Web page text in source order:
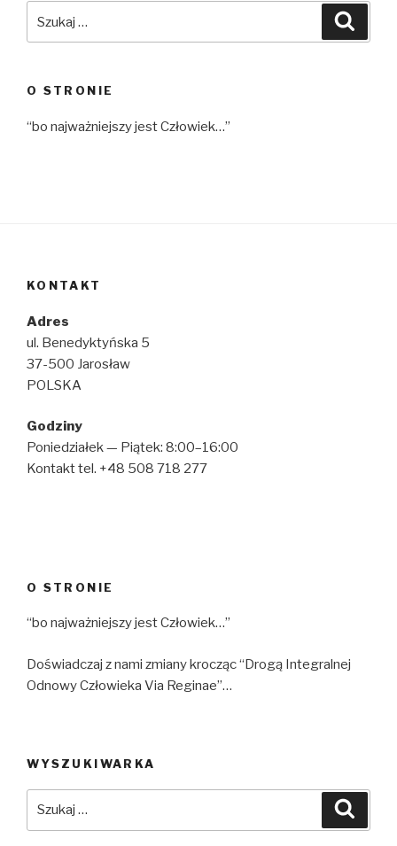
O STRONIE
“bo najważniejszy jest Człowiek…”
KONTAKT
Adres
ul. Benedyktyńska 5
37-500 Jarosław
POLSKA
Godziny
Poniedziałek — Piątek: 8:00–16:00
Kontakt tel. +48 508 718 277
O STRONIE
“bo najważniejszy jest Człowiek…”
Doświadczaj z nami zmiany krocząc “Drogą Integralnej
Odnowy Człowieka Via Reginae”…
WYSZUKIWARKA